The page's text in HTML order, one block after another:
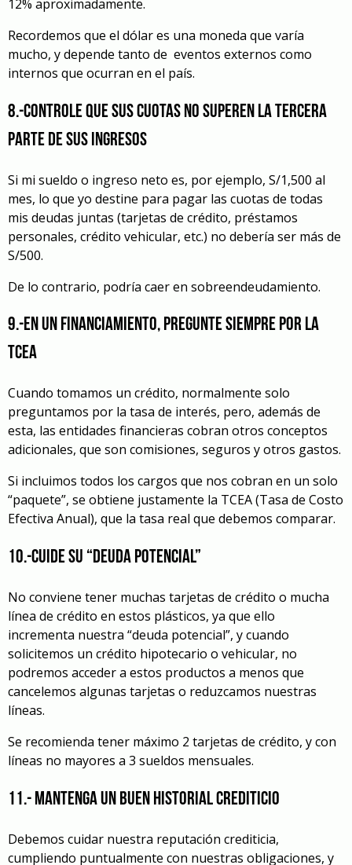
12% aproximadamente.
Recordemos que el dólar es una moneda que varía
mucho, y depende tanto de eventos externos como
internos que ocurran en el país.
8.-Controle que sus cuotas no superen la tercera
parte de sus ingresos
Si mi sueldo o ingreso neto es, por ejemplo, S/1,500 al
mes, lo que yo destine para pagar las cuotas de todas
mis deudas juntas (tarjetas de crédito, préstamos
personales, crédito vehicular, etc.) no debería ser más de
S/500.
De lo contrario, podría caer en sobreendeudamiento.
9.-En un financiamiento, pregunte siempre por la
TCEA
Cuando tomamos un crédito, normalmente solo
preguntamos por la tasa de interés, pero, además de
esta, las entidades financieras cobran otros conceptos
adicionales, que son comisiones, seguros y otros gastos.
Si incluimos todos los cargos que nos cobran en un solo
“paquete”, se obtiene justamente la TCEA (Tasa de Costo
Efectiva Anual), que la tasa real que debemos comparar.
10.-Cuide su “deuda potencial”
No conviene tener muchas tarjetas de crédito o mucha
línea de crédito en estos plásticos, ya que ello
incrementa nuestra “deuda potencial”, y cuando
solicitemos un crédito hipotecario o vehicular, no
podremos acceder a estos productos a menos que
cancelemos algunas tarjetas o reduzcamos nuestras
líneas.
Se recomienda tener máximo 2 tarjetas de crédito, y con
líneas no mayores a 3 sueldos mensuales.
11.- Mantenga un buen historial crediticio
Debemos cuidar nuestra reputación crediticia,
cumpliendo puntualmente con nuestras obligaciones, y